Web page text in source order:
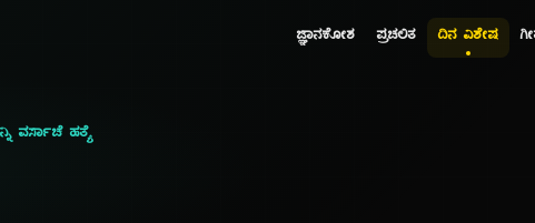
ಜ್ಞಾನಕೋಶ ಪ್ರಚಲಿತ ದಿನ ವಿಶೇಷ
ವರ್ಸಾಚೆ ಹತ್ಯೆ